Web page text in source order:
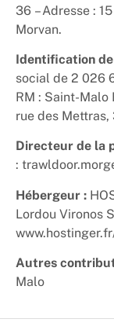
36 – Adresse :
Morvan.
Identification de
social de 2 026
RM : Saint-Malo
rue des
Directeur de la
:
Hébergeur :
Lordou Vironos
Autres
Malo